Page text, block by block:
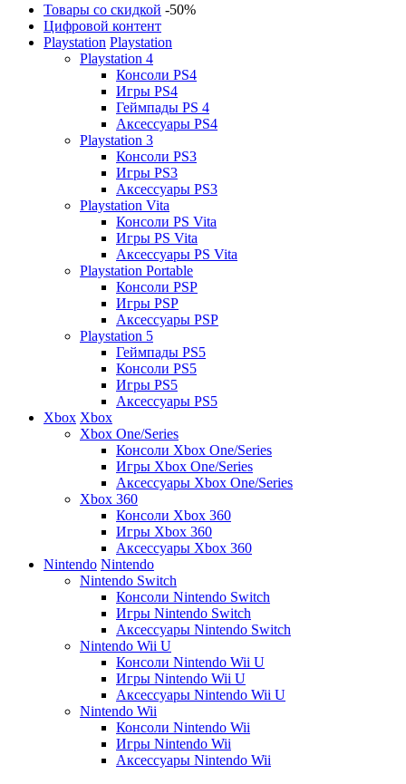
Товары со скидкой -50%
Цифровой контент
Playstation Playstation
Playstation 4
Консоли PS4
Игры PS4
Геймпады PS 4
Аксессуары PS4
Playstation 3
Консоли PS3
Игры PS3
Аксессуары PS3
Playstation Vita
Консоли PS Vita
Игры PS Vita
Аксессуары PS Vita
Playstation Portable
Консоли PSP
Игры PSP
Аксессуары PSP
Playstation 5
Геймпады PS5
Консоли PS5
Игры PS5
Аксессуары PS5
Xbox Xbox
Xbox One/Series
Консоли Xbox One/Series
Игры Xbox One/Series
Аксессуары Xbox One/Series
Xbox 360
Консоли Xbox 360
Игры Xbox 360
Аксессуары Xbox 360
Nintendo Nintendo
Nintendo Switch
Консоли Nintendo Switch
Игры Nintendo Switch
Аксессуары Nintendo Switch
Nintendo Wii U
Консоли Nintendo Wii U
Игры Nintendo Wii U
Аксессуары Nintendo Wii U
Nintendo Wii
Консоли Nintendo Wii
Игры Nintendo Wii
Аксессуары Nintendo Wii